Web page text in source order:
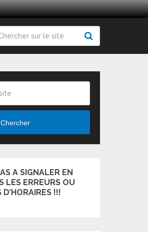
Chercher
A SIGNALER EN
LES ERREURS OU
!!!